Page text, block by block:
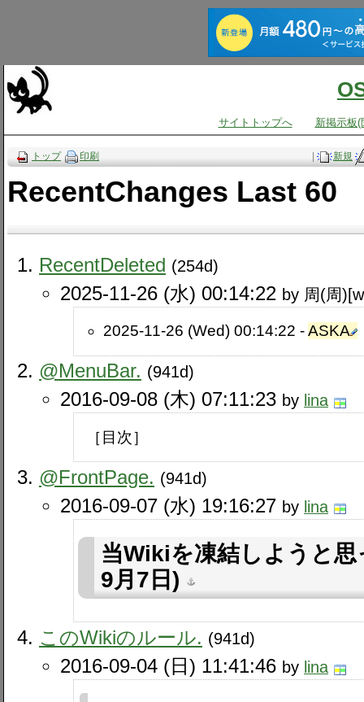
サイトトップへ 新掲示板(
| 新規
トップ 印刷
RecentChanges Last 60
RecentDeleted (254d)
2025-11-26 (水) 00:14:22 by 周(周
2025-11-26 (Wed) 00:14:22 -ASKA
@MenuBar. (941d)
2016-09-08 (木) 07:11:23 by lina
［目次］
@FrontPage. (941d)
2016-09-07 (水) 19:16:27 by lina
当Wikiを凍結しようと
9月7日)
このWikiのルール. (941d)
2016-09-04 (日) 11:41:46 by lina